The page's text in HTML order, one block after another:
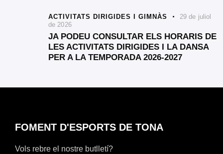
ACTIVITATS DIRIGIDES I GIMNÀS
29 de juliol
de 2026
JA PODEU CONSULTAR ELS HORARIS DE
LES ACTIVITATS DIRIGIDES I LA DANSA
PER A LA TEMPORADA 2026-2027
FOMENT D'ESPORTS DE TONA
Vols rebre el nostre butlletí?